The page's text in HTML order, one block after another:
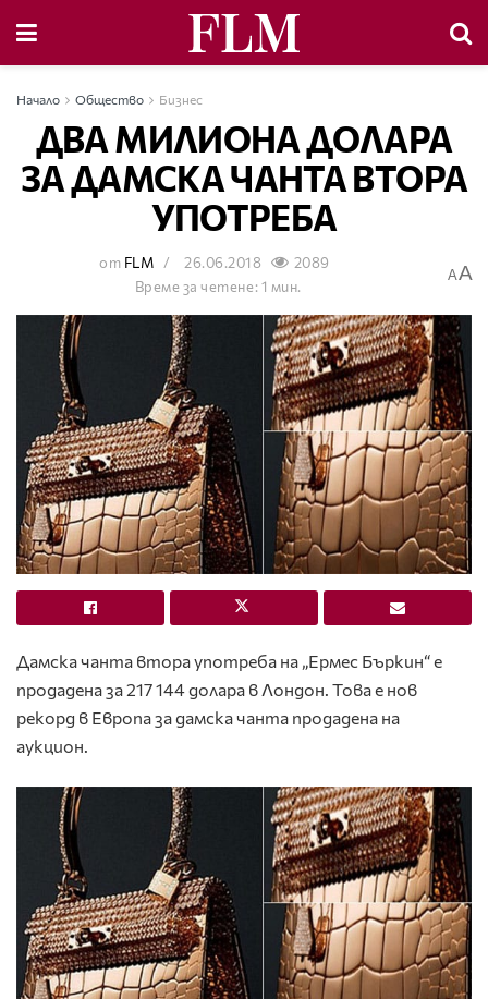
Начало Общество Бизнес
ДВА МИЛИОНА ДОЛАРА
ЗА ДАМСКА ЧАНТА ВТОРА
УПОТРЕБА
от FLM 26.06.2018
2089
Време за четене: 1 мин.
AA
Дамска чанта втора употреба на „Ермес Бъркин“ е
продадена за 217 144 долара в Лондон. Това е нов
рекорд в Европа за дамска чанта продадена на
аукцион.